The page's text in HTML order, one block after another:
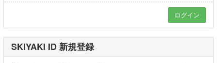
SKIYAKI ID 新規登録